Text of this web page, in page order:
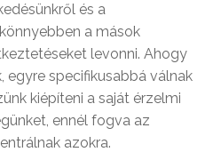
és a
a mások
levonni. Ahogy
egyre specifikusabbá válnak
kiépíteni a saját érzelmi
ennél fogva az
azokra.